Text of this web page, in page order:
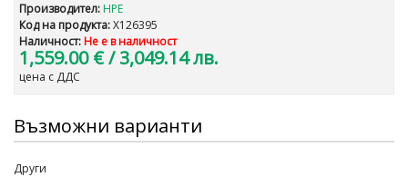
Производител: HPE
Код на продукта:X126395
Наличност: Не е в наличност
1,559.00 €/ 3,049.14 лв.
цена с ДДС
Възможни варианти
Други